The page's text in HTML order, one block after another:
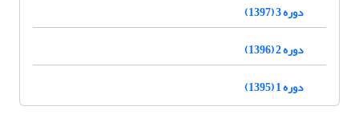
دوره 3 (1397)
دوره 2 (1396)
دوره 1 (1395)